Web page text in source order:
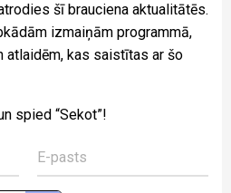
šī brauciena aktualitātēs.
izmaiņām programmā,
atlaidēm, kas saistītas ar šo
spied “Sekot”!